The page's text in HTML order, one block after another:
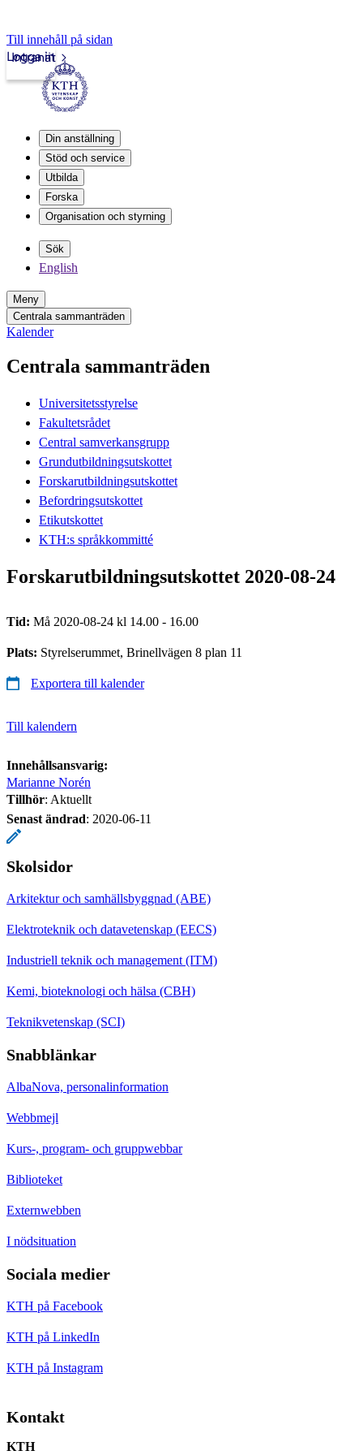
Till innehåll på sidan
Intranät
Logga in
Din anställning
Stöd och service
Utbilda
Forska
Organisation och styrning
Sök
English
Meny
Centrala sammanträden
Kalender
Centrala sammanträden
Universitetsstyrelse
Fakultetsrådet
Central samverkansgrupp
Grundutbildningsutskottet
Forskarutbildningsutskottet
Befordringsutskottet
Etikutskottet
KTH:s språkkommitté
Forskarutbildningsutskottet 2020-08-24
Tid: Må 2020-08-24 kl 14.00 - 16.00
Plats: Styrelserummet, Brinellvägen 8 plan 11
Exportera till kalender
Till kalendern
Innehållsansvarig:
Marianne Norén
Tillhör: Aktuellt
Senast ändrad: 2020-06-11
Skolsidor
Arkitektur och samhällsbyggnad (ABE)
Elektroteknik och datavetenskap (EECS)
Industriell teknik och management (ITM)
Kemi, bioteknologi och hälsa (CBH)
Teknikvetenskap (SCI)
Snabblänkar
AlbaNova, personalinformation
Webbmejl
Kurs-, program- och gruppwebbar
Biblioteket
Externwebben
I nödsituation
Sociala medier
KTH på Facebook
KTH på LinkedIn
KTH på Instagram
Kontakt
KTH